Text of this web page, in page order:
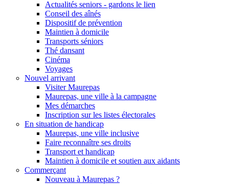
Actualités seniors - gardons le lien
Conseil des aînés
Dispositif de prévention
Maintien à domicile
Transports séniors
Thé dansant
Cinéma
Voyages
Nouvel arrivant
Visiter Maurepas
Maurepas, une ville à la campagne
Mes démarches
Inscription sur les listes électorales
En situation de handicap
Maurepas, une ville inclusive
Faire reconnaître ses droits
Transport et handicap
Maintien à domicile et soutien aux aidants
Commerçant
Nouveau à Maurepas ?